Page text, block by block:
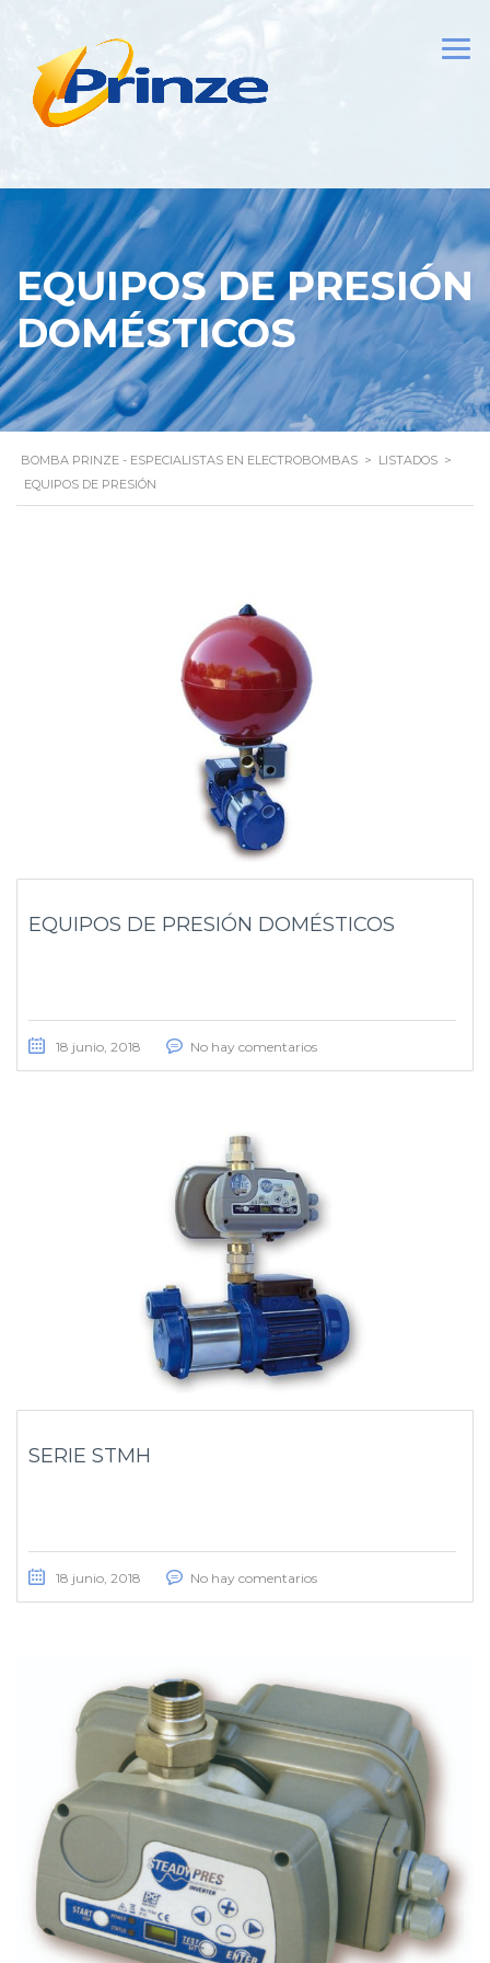
EQUIPOS DE PRESIÓN
DOMÉSTICOS
BOMBA PRINZE - ESPECIALISTAS EN ELECTROBOMBAS > LISTADOS >
EQUIPOS DE PRESIÓN
EQUIPOS DE PRESIÓN DOMÉSTICOS
18 junio, 2018 No hay comentarios
SERIE STMH
18 junio, 2018 No hay comentarios